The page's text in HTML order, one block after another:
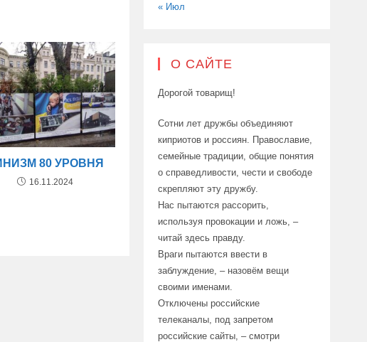
80 УРОВНЯ
16.11.2024
« Июл
О САЙТЕ
Дорогой товарищ!
Сотни лет дружбы объединяют
киприотов и россиян. Православие,
семейные традиции, общие понятия
о справедливости, чести и свободе
скрепляют эту дружбу.
Нас пытаются рассорить,
используя провокации и ложь, –
читай здесь правду.
Враги пытаются ввести в
заблуждение, – назовём вещи
своими именами.
Отключены российские
телеканалы, под запретом
российские сайты, – смотри